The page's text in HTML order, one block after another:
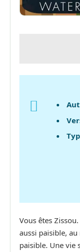
Vous êtes
aussi paisible,
paisible. Une vie